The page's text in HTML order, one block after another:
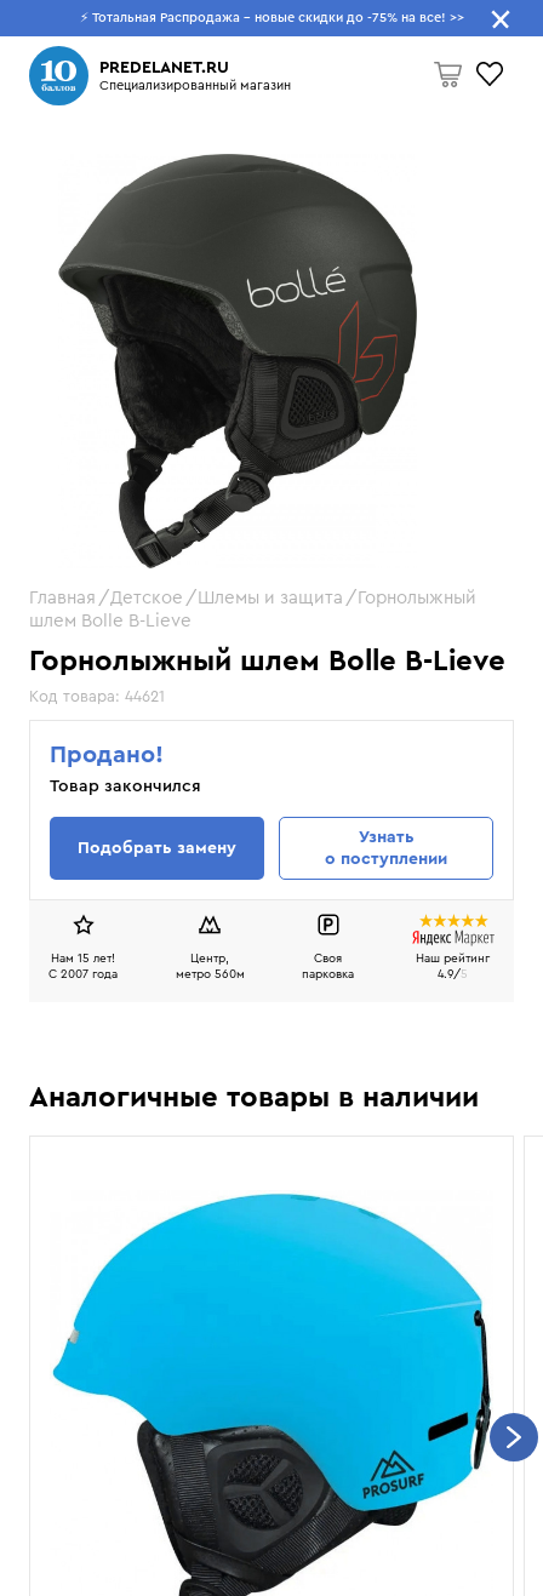
⚡ Тотальная Распродажа - новые скидки до -75% на все! >>
PREDELANET.RU
Специализированный магазин
Что будем искать?
Горнолыжный шлем Bolle B-Lieve
Код товара: 44621
Главная Детское Шлемы и защита
Горнолыжный
шлем Bolle B-Lieve
Продано!
Товар закончился
Подобрать замену
Узнать
о поступлении
Нам 15 лет!
C 2007 года
Центр,
метро 560м
Своя
парковка
Наш рейтинг
4.9/5
Аналогичные товары в наличии